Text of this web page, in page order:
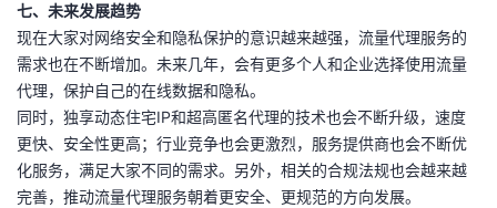
七、未来发展趋势
现在大家对网络安全和隐私保护的意识越来越强，流量代理服务的
需求也在不断增加。未来几年，会有更多个人和企业选择使用流量
代理，保护自己的在线数据和隐私。
同时，独享动态住宅IP和超高匿名代理的技术也会不断升级，速度
更快、安全性更高；行业竞争也会更激烈，服务提供商也会不断优
化服务，满足大家不同的需求。另外，相关的合规法规也会越来越
完善，推动流量代理服务朝着更安全、更规范的方向发展。